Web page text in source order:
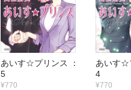
あいす☆プリンス ：
5
¥770
あいす☆
4
¥770